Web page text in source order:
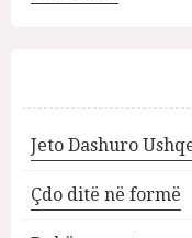
Jeto Dashuro
Çdo ditë në formë